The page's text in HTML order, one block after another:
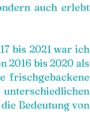
auch erlebt
bis 2021 war ich
2016 bis 2020 als
frischgebackene
Bedeutung von